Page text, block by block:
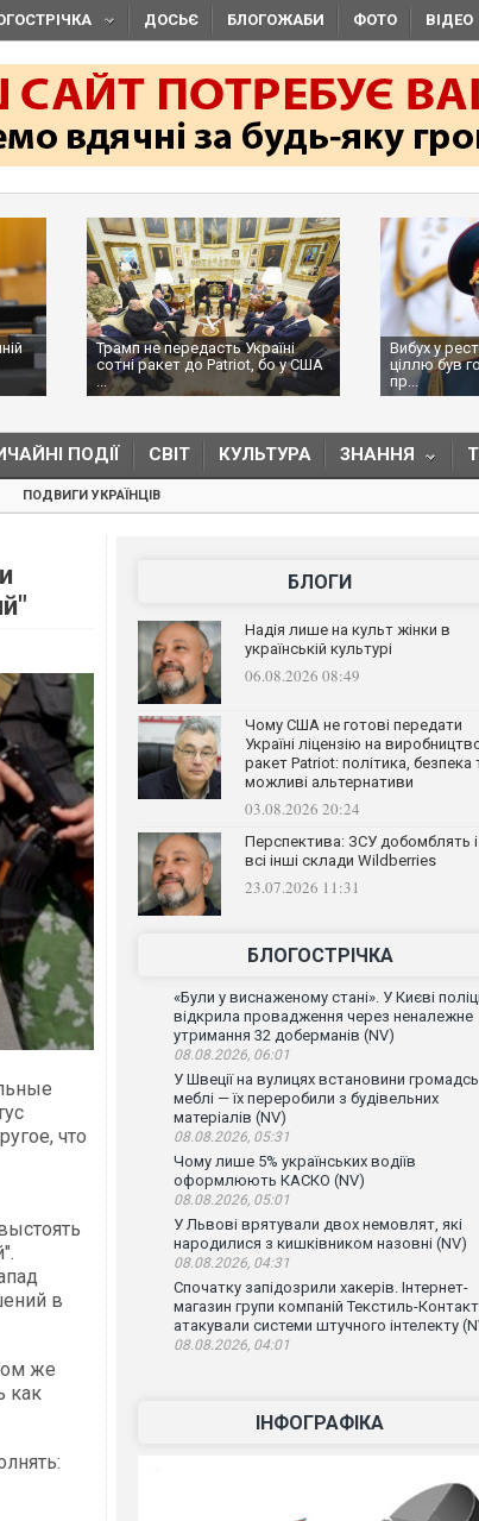
ДОСЬЄ БЛОГОЖАБИ ФОТО ВІДЕО
Трамп не передасть Україні
сотні ракет до Patriot, бо у США
...
Вибух у
ціллю був
пр...
ПОДІЇ СВІТ КУЛЬТУРА ЗНАННЯ
ПОДВИГИ УКРАЇНЦІВ
что
в
же
как
БЛОГИ
Надія лише на культ жінки в
українській культурі
06.08.2026 08:49
Чому США не готові передати
Україні ліцензію на
ракет Patriot: політика, безпека
можливі альтернативи
03.08.2026 20:24
Перспектива: ЗСУ добомблять і
всі інші склади Wildberries
23.07.2026 11:31
БЛОГОСТРІЧКА
«Були у виснаженому стані». У Києві
відкрила провадження через неналежне
утримання 32 доберманів (NV)
08.08.2026, 06:01
У Швеції на вулицях встановини
меблі — їх переробили з будівельних
матеріалів (NV)
08.08.2026, 05:31
Чому лише 5% українських водіїв
оформлюють КАСКО (NV)
08.08.2026, 05:01
У Львові врятували двох немовлят, які
народилися з кишківником назовні (NV)
08.08.2026, 04:31
Спочатку запідозрили хакерів. Інтернет-
магазин групи компаній Текстиль-Контакт
атакували системи штучного інтелекту
08.08.2026, 04:01
ІНФОГРАФІКА